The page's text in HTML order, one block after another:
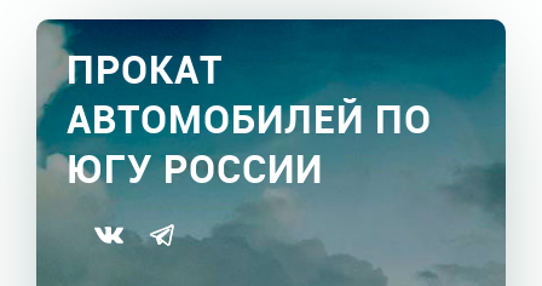
ПРОКАТ
АВТОМОБИЛЕЙ ПО
ЮГУ РОССИИ